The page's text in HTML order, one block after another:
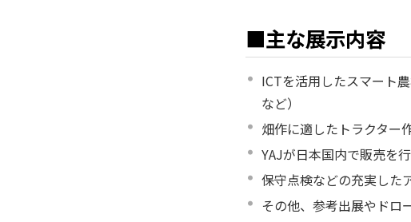
■主な展示内容
ICTを活用したスマート
など）
畑作に適したトラクター
YAJが日本国内で販売を
保守点検などの充実した
その他、参考出展やドロ